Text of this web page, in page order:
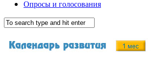
Опросы и голосования